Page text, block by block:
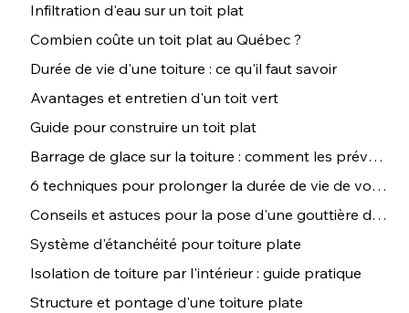
Infiltration d'eau sur un toit plat
Combien coûte un toit plat au Québec ?
Durée de vie d'une toiture : ce qu'il faut savoir
Avantages et entretien d'un toit vert
Guide pour construire un toit plat
Barrage de glace sur la toiture : comment les prévenir ?
6 techniques pour prolonger la durée de vie de votre toiture
Conseils et astuces pour la pose d'une gouttière de toit
Système d'étanchéité pour toiture plate
Isolation de toiture par l'intérieur : guide pratique
Structure et pontage d'une toiture plate